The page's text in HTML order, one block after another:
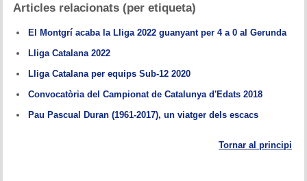
Articles relacionats (per etiqueta)
El Montgrí acaba la Lliga 2022 guanyant per 4 a 0 al Gerunda
Lliga Catalana 2022
Lliga Catalana per equips Sub-12 2020
Convocatòria del Campionat de Catalunya d'Edats 2018
Pau Pascual Duran (1961-2017), un viatger dels escacs
Tornar al principi